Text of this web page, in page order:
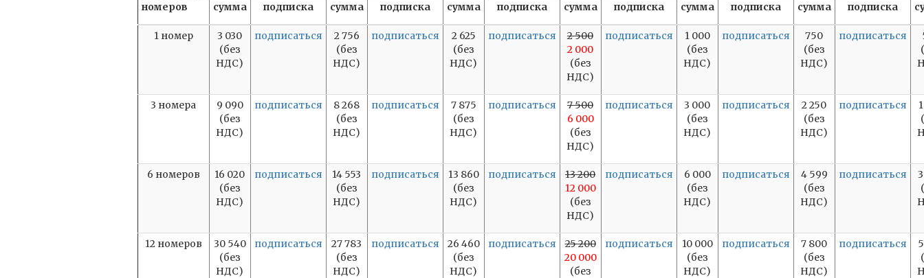
номеров
сумма подписка сумма подписка сумма подписка сумма подписка сумма подписка сумма подписка
1 номер
3 030
(без
НДС)
подписаться
2 756
(без
НДС)
подписаться
2 625
(без
НДС)
подписаться
2 500
2 000
(без
НДС)
подписаться
1 000
(без
НДС)
подписаться
750
(без
НДС)
подписаться
3 номера
9 090
(без
НДС)
подписаться
8 268
(без
НДС)
подписаться
7 875
(без
НДС)
подписаться
7 500
6 000
(без
НДС)
подписаться
3 000
(без
НДС)
подписаться
2 250
(без
НДС)
подписаться
6 номеров
16 020
(без
НДС)
подписаться
14 553
(без
НДС)
подписаться
13 860
(без
НДС)
подписаться
13 200
12 000
(без
НДС)
подписаться
6 000
(без
НДС)
подписаться
4 599
(без
НДС)
подписаться
12 номеров
30 540
(без
НДС)
подписаться
27 783
(без
НДС)
подписаться
26 460
(без
НДС)
подписаться
25 200
20 000
(без
подписаться
10 000
(без
НДС)
подписаться
7 800
(без
НДС)
подписаться